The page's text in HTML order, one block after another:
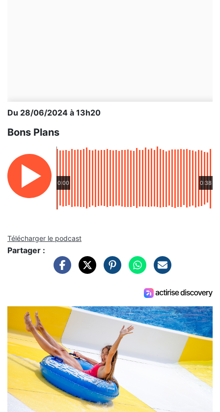
Du 28/06/2024 à 13h20
Bons Plans
0:00 0:38
Télécharger le podcast
Partager :